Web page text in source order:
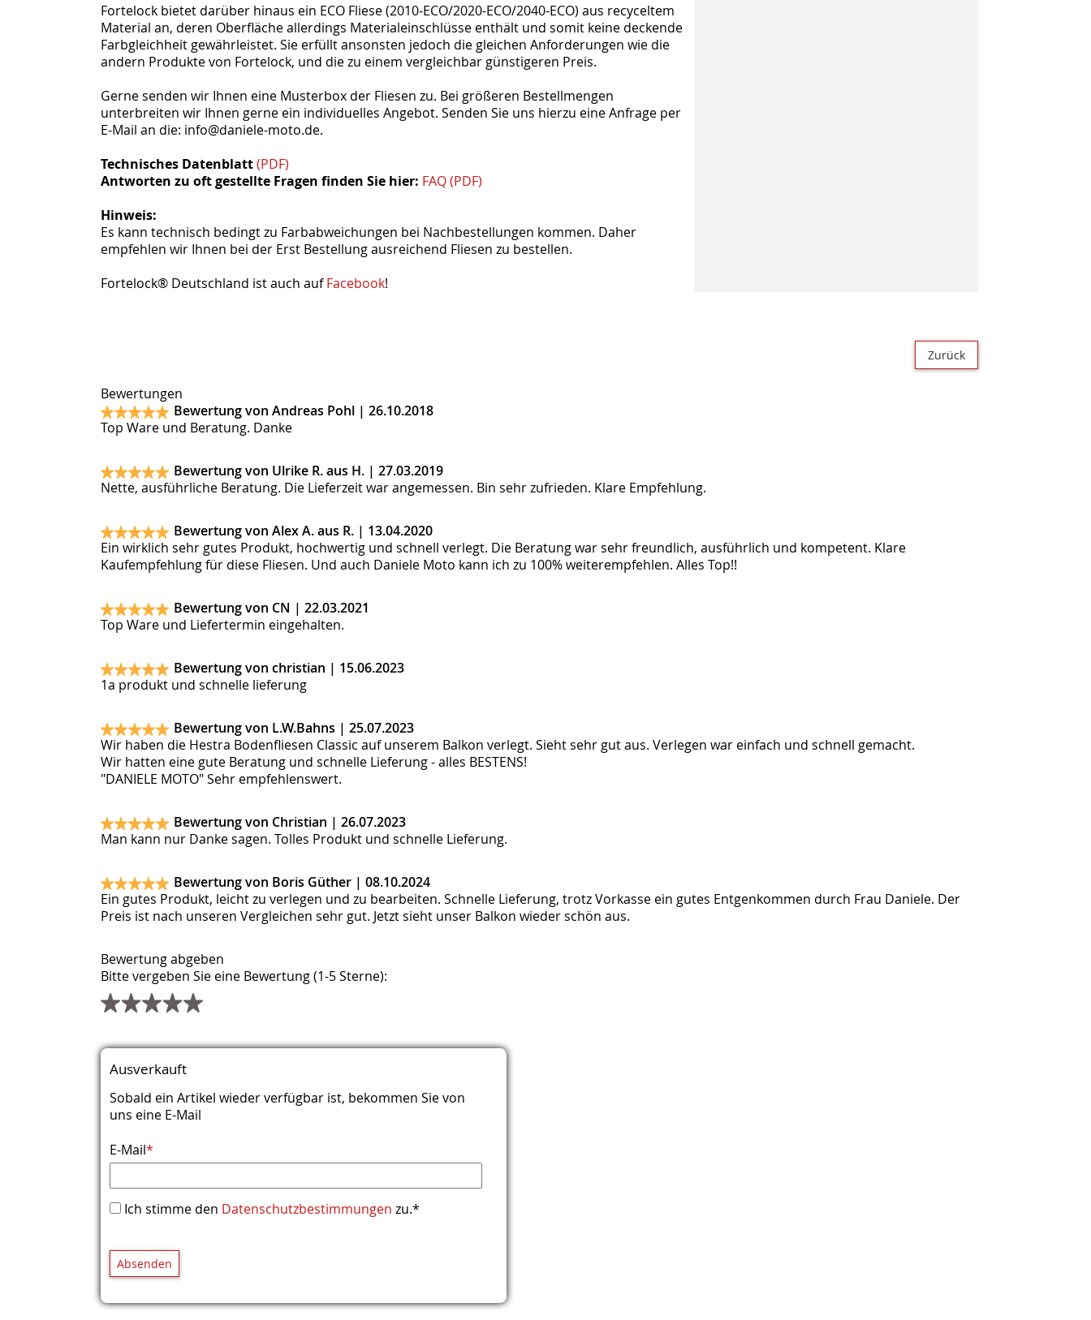
Fortelock bietet darüber hinaus ein ECO Fliese (2010-ECO/2020-ECO/2040-ECO) aus recyceltem
Material an, deren Oberfläche allerdings Materialeinschlüsse enthält und somit keine deckende
Farbgleichheit gewährleistet. Sie erfüllt ansonsten jedoch die gleichen Anforderungen wie die
andern Produkte von Fortelock, und die zu einem vergleichbar günstigeren Preis.
Gerne senden wir Ihnen eine Musterbox der Fliesen zu. Bei größeren Bestellmengen
unterbreiten wir Ihnen gerne ein individuelles Angebot. Senden Sie uns hierzu eine Anfrage per
E-Mail an die: info@daniele-moto.de.
Technisches Datenblatt(PDF)
Antworten zu oft gestellte Fragen finden Sie hier: FAQ (PDF)
Hinweis:
Es kann technisch bedingt zu Farbabweichungen bei Nachbestellungen kommen. Daher
empfehlen wir Ihnen bei der Erst Bestellung ausreichend Fliesen zu bestellen.
Fortelock® Deutschland ist auch aufFacebook!
Zurück
Bewertungen
Bewertung von Andreas Pohl | 26.10.2018
Top Ware und Beratung. Danke
Bewertung von Ulrike R. aus H. | 27.03.2019
Nette, ausführliche Beratung. Die Lieferzeit war angemessen. Bin sehr zufrieden. Klare Empfehlung.
Bewertung von Alex A. aus R. | 13.04.2020
Ein wirklich sehr gutes Produkt, hochwertig und schnell verlegt. Die Beratung war sehr freundlich, ausführlich und kompetent. Klare
Kaufempfehlung für diese Fliesen. Und auch Daniele Moto kann ich zu 100% weiterempfehlen. Alles Top!!
Bewertung von CN | 22.03.2021
Top Ware und Liefertermin eingehalten.
Bewertung von christian | 15.06.2023
1a produkt und schnelle lieferung
Bewertung von L.W.Bahns | 25.07.2023
Wir haben die Hestra Bodenfliesen Classic auf unserem Balkon verlegt. Sieht sehr gut aus. Verlegen war einfach und schnell gemacht.
Wir hatten eine gute Beratung und schnelle Lieferung - alles BESTENS!
"DANIELE MOTO" Sehr empfehlenswert.
Bewertung von Christian | 26.07.2023
Man kann nur Danke sagen. Tolles Produkt und schnelle Lieferung.
Bewertung von Boris Güther | 08.10.2024
Ein gutes Produkt, leicht zu verlegen und zu bearbeiten. Schnelle Lieferung, trotz Vorkasse ein gutes Entgenkommen durch Frau Daniele. Der
Preis ist nach unseren Vergleichen sehr gut. Jetzt sieht unser Balkon wieder schön aus.
Bewertung abgeben
Bitte vergeben Sie eine Bewertung (1-5 Sterne):
Ausverkauft
Sobald ein Artikel wieder verfügbar ist, bekommen Sie von
uns eine E-Mail
Pflichtfeld
E-Mail*
Ich stimme den Datenschutzbestimmungen zu.*
Absenden